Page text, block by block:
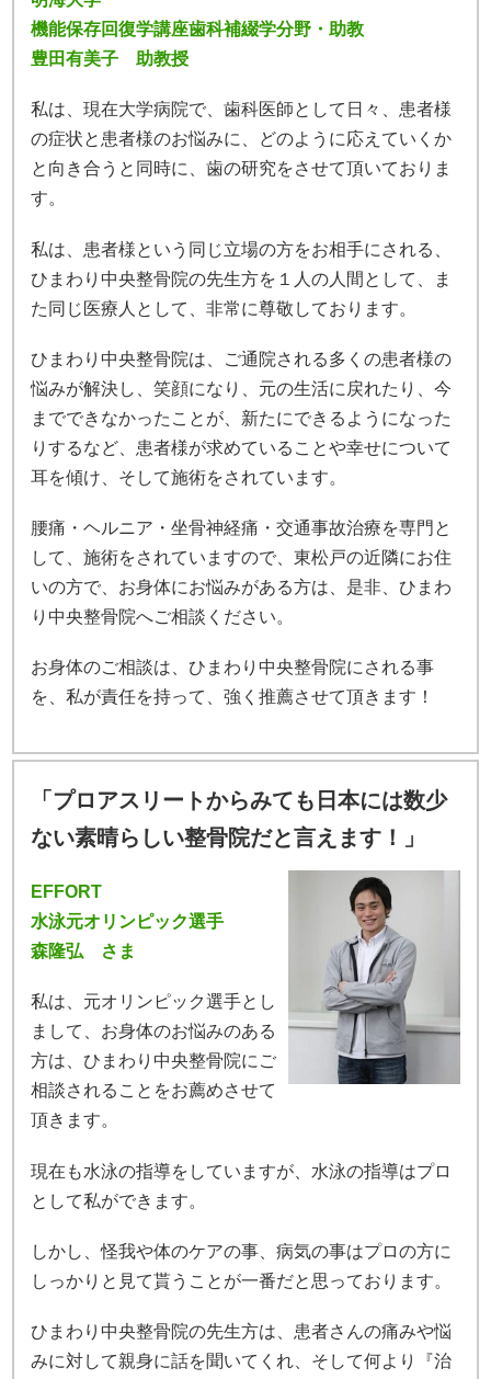
機能保存回復学講座歯科補綴学分野・助教
豊田有美子 助教授
私は、現在大学病院で、歯科医師として日々、患者様
の症状と患者様のお悩みに、どのように応えていくか
と向き合うと同時に、歯の研究をさせて頂いておりま
す。
私は、患者様という同じ立場の方をお相手にされる、
ひまわり中央整骨院の先生方を１人の人間として、ま
た同じ医療人として、非常に尊敬しております。
ひまわり中央整骨院は、ご通院される多くの患者様の
悩みが解決し、笑顔になり、元の生活に戻れたり、今
までできなかったことが、新たにできるようになった
りするなど、患者様が求めていることや幸せについて
耳を傾け、そして施術をされています。
腰痛・ヘルニア・坐骨神経痛・交通事故治療を専門と
して、施術をされていますので、東松戸の近隣にお住
いの方で、お身体にお悩みがある方は、是非、ひまわ
り中央整骨院へご相談ください。
お身体のご相談は、ひまわり中央整骨院にされる事
を、私が責任を持って、強く推薦させて頂きます！
「プロアスリートからみても日本には数少
ない素晴らしい整骨院だと言えます！」
EFFORT
水泳元オリンピック選手
森隆弘 さま
私は、元オリンピック選手とし
まして、お身体のお悩みのある
方は、ひまわり中央整骨院にご
相談されることをお薦めさせて
頂きます。
現在も水泳の指導をしていますが、水泳の指導はプロ
として私ができます。
しかし、怪我や体のケアの事、病気の事はプロの方に
しっかりと見て貰うことが一番だと思っております。
ひまわり中央整骨院の先生方は、患者さんの痛みや悩
みに対して親身に話を聞いてくれ、そして何より『治